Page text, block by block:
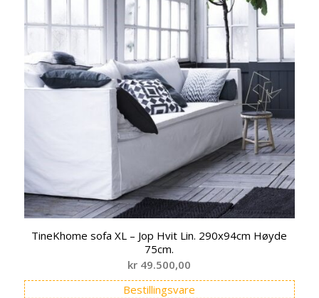
TineKhome sofa XL – Jop Hvit Lin. 290x94cm Høyde
75cm.
kr 49.500,00
Bestillingsvare